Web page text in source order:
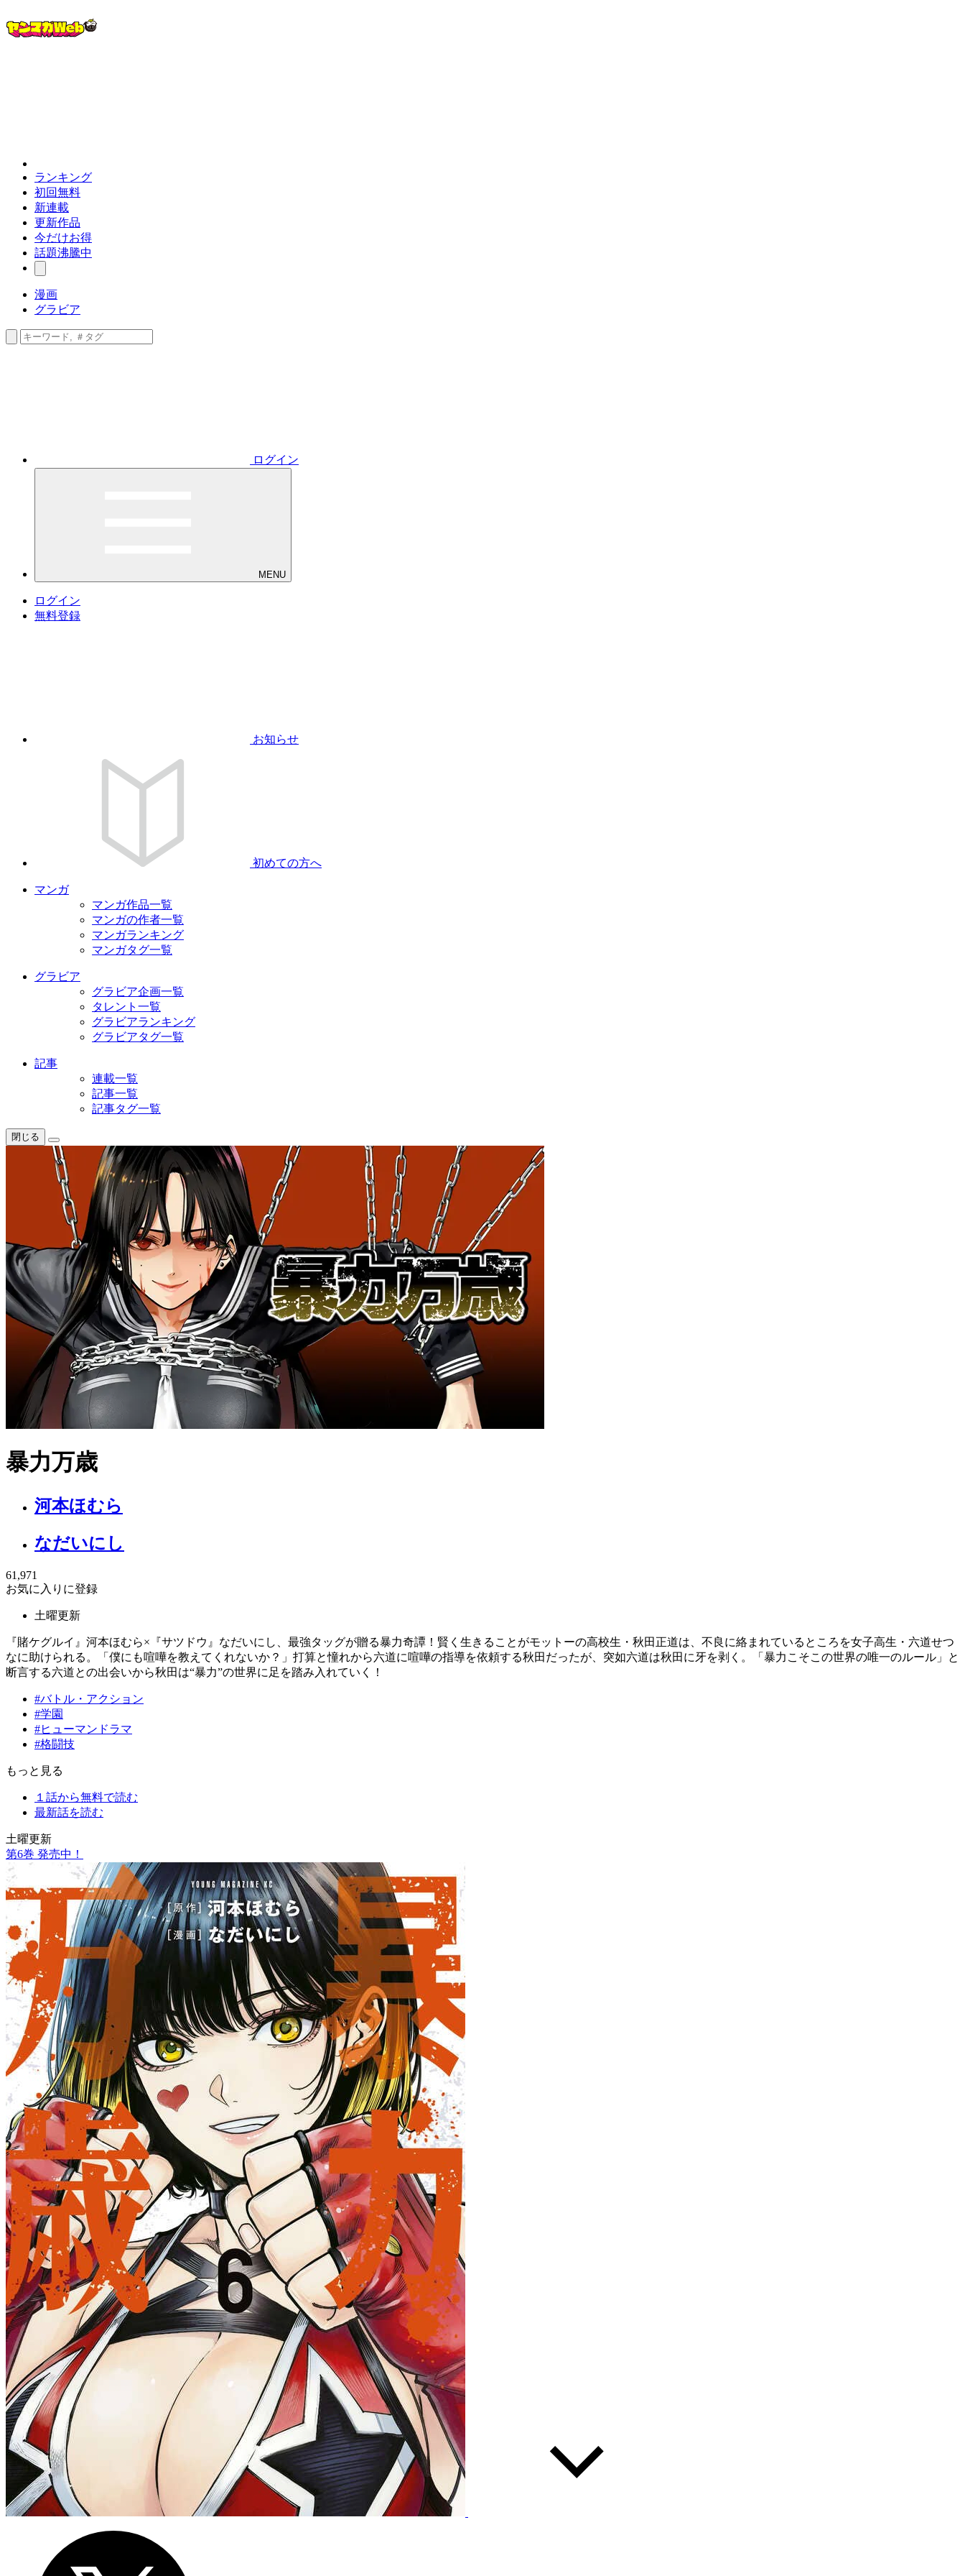
ランキング
初回無料
新連載
更新作品
今だけお得
話題沸騰中
漫画
グラビア
ログイン
MENU
ログイン
無料登録
お知らせ
初めての方へ
マンガ
マンガ作品一覧
マンガの作者一覧
マンガランキング
マンガタグ一覧
グラビア
グラビア企画一覧
タレント一覧
グラビアランキング
グラビアタグ一覧
記事
連載一覧
記事一覧
記事タグ一覧
閉じる
暴力万歳
河本ほむら
なだいにし
61,971
お気に入りに登録
土曜更新
『賭ケグルイ』河本ほむら×『サツドウ』なだいにし、最強タッグが贈る暴力奇譚！賢く生きることがモットーの高校生・秋田正道は、不良に絡まれているところを女子高生・六道せつ
なに助けられる。「僕にも喧嘩を教えてくれないか？」打算と憧れから六道に喧嘩の指導を依頼する秋田だったが、突如六道は秋田に牙を剥く。「暴力こそこの世界の唯一のルール」と
断言する六道との出会いから秋田は“暴力”の世界に足を踏み入れていく！
#バトル・アクション
#学園
#ヒューマンドラマ
#格闘技
もっと見る
１話から無料で読む
最新話を読む
土曜更新
第6巻 発売中！